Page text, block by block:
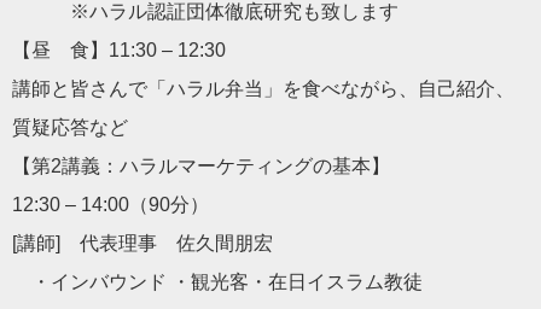
※ハラル認証団体徹底研究も致します
【昼 食】11:30 – 12:30
講師と皆さんで「ハラル弁当」を食べながら、自己紹介、
質疑応答など
【第2講義：ハラルマーケティングの基本】
12:30 – 14:00（90分）
[講師] 代表理事 佐久間朋宏
・インバウンド ・観光客・在日イスラム教徒